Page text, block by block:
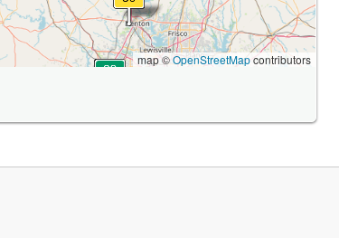
map ©OpenStreetMapcontributors